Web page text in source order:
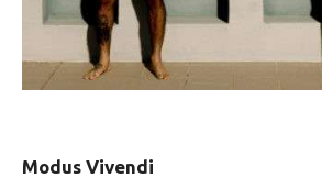
Modus Vivendi